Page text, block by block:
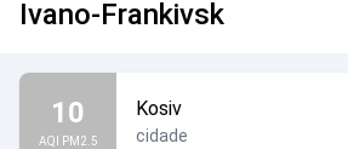
Ivano-Frankivsk
10
AQI PM2.5
Kosiv
cidade